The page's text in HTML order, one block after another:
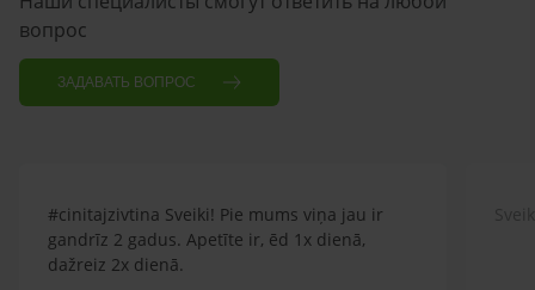
вопрос
ЗАДАВАТЬ ВОПРОС
#cinitajzivtina Sveiki! Pie mums viņa jau ir
gandrīz 2 gadus. Apetīte ir, ēd 1x dienā,
dažreiz 2x dienā.